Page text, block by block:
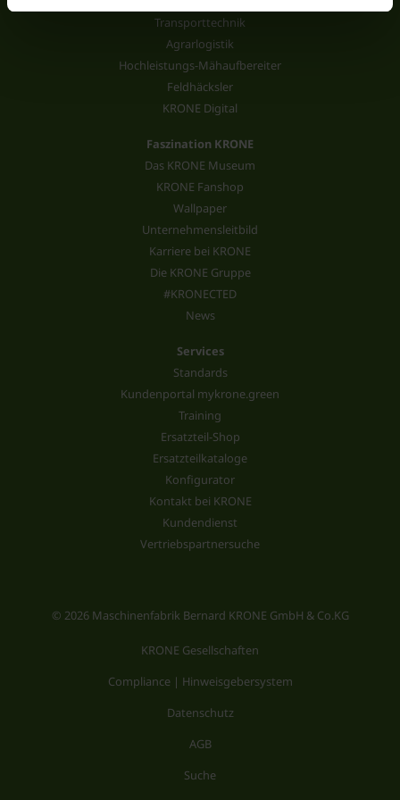
Transporttechnik
Agrarlogistik
Hochleistungs-Mähaufbereiter
Feldhäcksler
KRONE Digital
Faszination KRONE
Das KRONE Museum
KRONE Fanshop
Wallpaper
Unternehmensleitbild
Karriere bei KRONE
Die KRONE Gruppe
#KRONECTED
News
Services
Standards
Kundenportal mykrone.green
Training
Ersatzteil-Shop
Ersatzteilkataloge
Konfigurator
Kontakt bei KRONE
Kundendienst
Vertriebspartnersuche
© 2026 Maschinenfabrik Bernard KRONE GmbH & Co.KG
KRONE Gesellschaften
Compliance | Hinweisgebersystem
Datenschutz
AGB
Suche